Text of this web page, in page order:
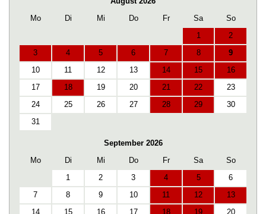
Mo
Di Mi Do Fr Sa
So
1
2
3
4 5 6 7 8
9
10
11 12 13 14 15
16
17
18 19 20 21 22
23
24
25 26 27 28 29
30
31
September 2026
Mo
Di Mi Do Fr Sa
So
1
2 3 4 5
6
7
8 9 10 11 12
13
14
15 16 17 18 19
20